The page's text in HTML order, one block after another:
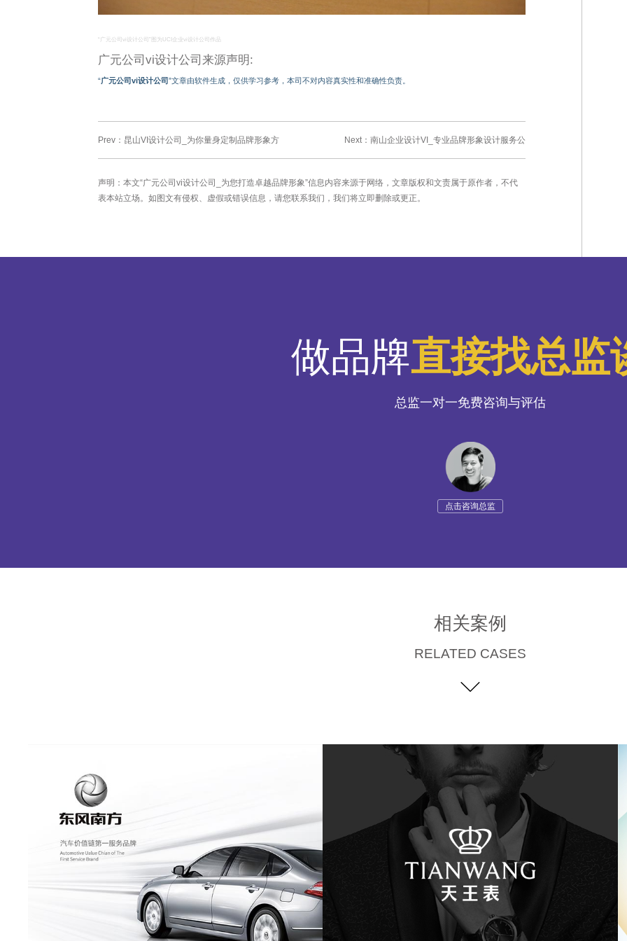
“广元公司vi设计公司”图为UCI企业vi设计公司作品
广元公司vi设计公司来源声明:
“广元公司vi设计公司”文章由软件生成，仅供学习参考，本司不对内容真实性和准确性负责。
Prev： 昆山VI设计公司_为你量身定制品牌形象方 Next： 南山企业设计VI_专业品牌形象设计服务公
声明：本文“广元公司vi设计公司_为您打造卓越品牌形象”信息内容来源于网络，文章版权和文责属于原作者，不代
表本站立场。如图文有侵权、虚假或错误信息，请您联系我们，我们将立即删除或更正。
做品牌直接找总监
总监一对一免费咨询与评估
点击咨询总监
相关案例
RELATED CASES